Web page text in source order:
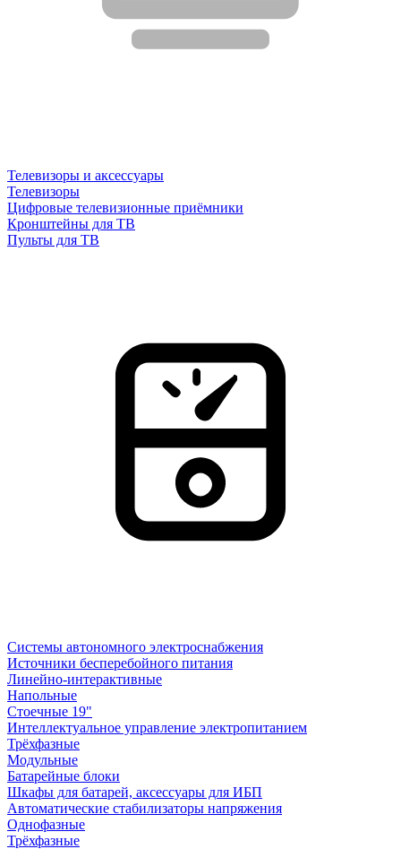
Телевизоры и аксессуары
Телевизоры
Цифровые телевизионные приёмники
Кронштейны для ТВ
Пульты для ТВ
Системы автономного электроснабжения
Источники бесперебойного питания
Линейно-интерактивные
Напольные
Стоечные 19"
Интеллектуальное управление электропитанием
Трёхфазные
Модульные
Батарейные блоки
Шкафы для батарей, аксессуары для ИБП
Автоматические стабилизаторы напряжения
Однофазные
Трёхфазные